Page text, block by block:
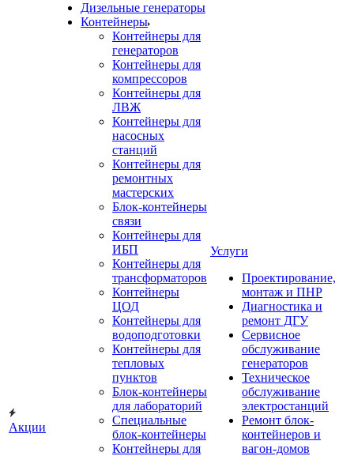
Акции
Дизельные генераторы
Контейнеры
Контейнеры для
генераторов
Контейнеры для
компрессоров
Контейнеры для
ЛВЖ
Контейнеры для
насосных
станций
Контейнеры для
ремонтных
мастерских
Блок-контейнеры
связи
Контейнеры для
ИБП
Контейнеры для
трансформаторов
Контейнеры
ЦОД
Контейнеры для
водоподготовки
Контейнеры для
тепловых
пунктов
Блок-контейнеры
для лабораторий
Специальные
блок-контейнеры
Контейнеры для
Услуги
Проектирование,
монтаж и ПНР
Диагностика и
ремонт ДГУ
Сервисное
обслуживание
генераторов
Техническое
обслуживание
электростанций
Ремонт блок-
контейнеров и
вагон-домов